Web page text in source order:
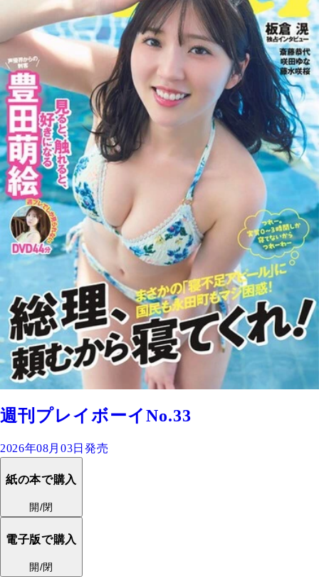
週刊プレイボーイNo.33
2026年08月03日発売
紙の本で購入
開/閉
電子版で購入
開/閉